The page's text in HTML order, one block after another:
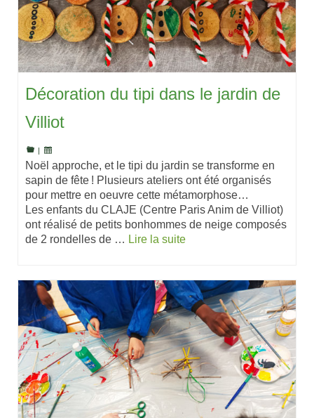
Décoration du tipi dans le jardin de
Villiot
|
Noël approche, et le tipi du jardin se transforme en
sapin de fête ! Plusieurs ateliers ont été organisés
pour mettre en oeuvre cette métamorphose…
Les enfants du CLAJE (Centre Paris Anim de Villiot)
ont réalisé de petits bonhommes de neige composés
de 2 rondelles de … Lire la suite